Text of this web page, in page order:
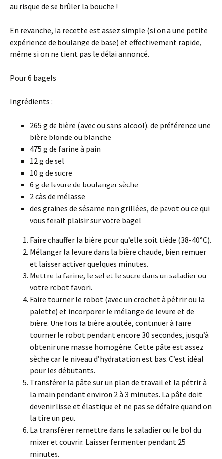
au risque de se brûler la bouche !
En revanche, la recette est assez simple (si on a une petite
expérience de boulange de base) et effectivement rapide,
même si on ne tient pas le délai annoncé.
Pour 6 bagels
Ingrédients :
265 g de bière (avec ou sans alcool). de préférence une
bière blonde ou blanche
475 g de farine à pain
12 g de sel
10 g de sucre
6 g de levure de boulanger sèche
2 càs de mélasse
des graines de sésame non grillées, de pavot ou ce qui
vous ferait plaisir sur votre bagel
Faire chauffer la bière pour qu’elle soit tiède (38-40°C).
Mélanger la levure dans la bière chaude, bien remuer
et laisser activer quelques minutes.
Mettre la farine, le sel et le sucre dans un saladier ou
votre robot favori.
Faire tourner le robot (avec un crochet à pétrir ou la
palette) et incorporer le mélange de levure et de
bière. Une fois la bière ajoutée, continuer à faire
tourner le robot pendant encore 30 secondes, jusqu’à
obtenir une masse homogène. Cette pâte est assez
sèche car le niveau d’hydratation est bas. C’est idéal
pour les débutants.
Transférer la pâte sur un plan de travail et la pétrir à
la main pendant environ 2 à 3 minutes. La pâte doit
devenir lisse et élastique et ne pas se défaire quand on
la tire un peu.
La transférer remettre dans le saladier ou le bol du
mixer et couvrir. Laisser fermenter pendant 25
minutes.